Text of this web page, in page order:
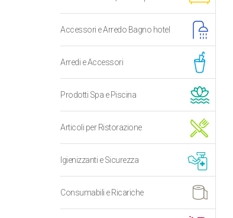
Accessori e Arredo Bagno hotel
Arredi e Accessori
Prodotti Spa e Piscina
Articoli per Ristorazione
Igienizzanti e Sicurezza
Consumabili e Ricariche